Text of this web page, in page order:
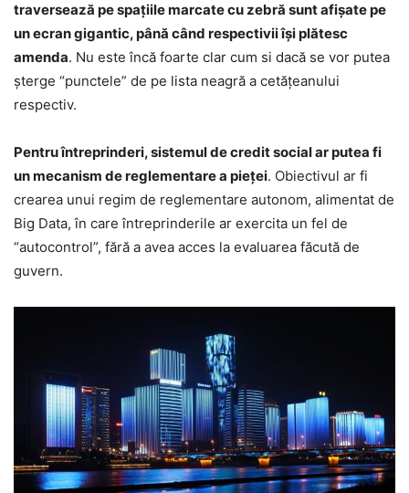
traversează pe spaţiile marcate cu zebră sunt afişate pe
un ecran gigantic, până când respectivii îşi plătesc
amenda. Nu este încă foarte clar cum si dacă se vor putea
şterge “punctele” de pe lista neagră a cetăţeanului
respectiv.
Pentru întreprinderi, sistemul de credit social ar putea fi
un mecanism de reglementare a pieţei. Obiectivul ar fi
crearea unui regim de reglementare autonom, alimentat de
Big Data, în care întreprinderile ar exercita un fel de
“autocontrol”, fără a avea acces la evaluarea făcută de
guvern.